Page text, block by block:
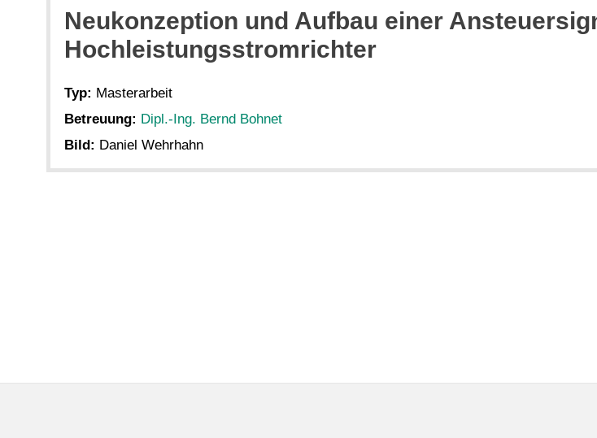
Neukonzeption und Aufbau einer
Hochleistungsstromrichter
Typ: Masterarbeit
Betreuung: Dipl.-Ing. Bernd Bohnet
Bild: Daniel Wehrhahn